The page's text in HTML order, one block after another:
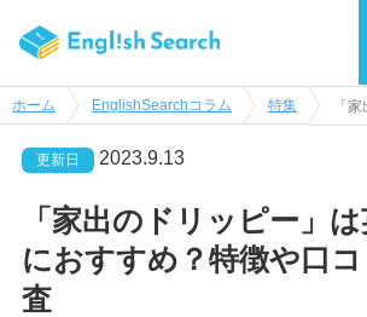
ホーム EnglishSearchコラム 特集 「
更新日 2023.9.13
「家出のドリッピー」
におすすめ？特徴や口
査